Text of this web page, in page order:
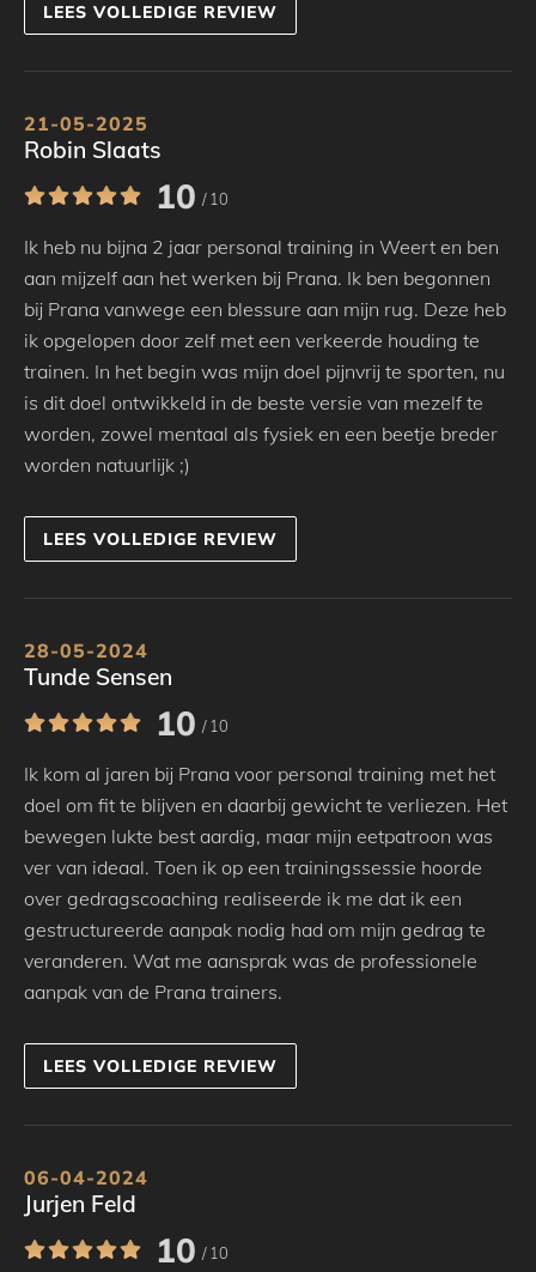
LEES VOLLEDIGE REVIEW
21-05-2025
Robin Slaats
10 / 10
Ik heb nu bijna 2 jaar personal training in Weert en ben
aan mijzelf aan het werken bij Prana. Ik ben begonnen
bij Prana vanwege een blessure aan mijn rug. Deze heb
ik opgelopen door zelf met een verkeerde houding te
trainen. In het begin was mijn doel pijnvrij te sporten, nu
is dit doel ontwikkeld in de beste versie van mezelf te
worden, zowel mentaal als fysiek en een beetje breder
worden natuurlijk ;)
LEES VOLLEDIGE REVIEW
28-05-2024
Tunde Sensen
10 / 10
Ik kom al jaren bij Prana voor personal training met het
doel om fit te blijven en daarbij gewicht te verliezen. Het
bewegen lukte best aardig, maar mijn eetpatroon was
ver van ideaal. Toen ik op een trainingssessie hoorde
over gedragscoaching realiseerde ik me dat ik een
gestructureerde aanpak nodig had om mijn gedrag te
veranderen. Wat me aansprak was de professionele
aanpak van de Prana trainers.
LEES VOLLEDIGE REVIEW
06-04-2024
Jurjen Feld
10 / 10